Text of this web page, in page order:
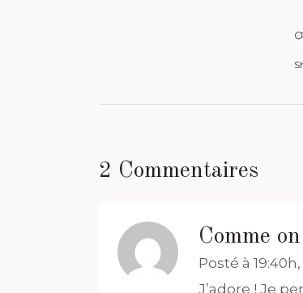
2 Commentaires
Comme
Posté à
J’adore ! Je